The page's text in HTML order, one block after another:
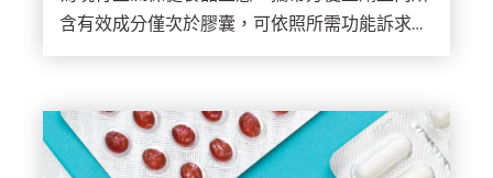
含有效成分僅次於膠囊，可依照所需功能訴求、
每包含量，生產符合客戶市場需求之鋁箔包，